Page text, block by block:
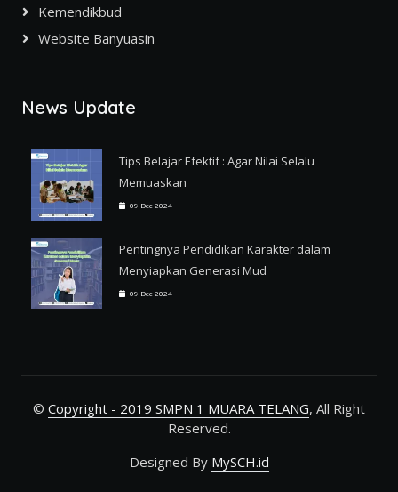
Kemendikbud
Website Banyuasin
News Update
Tips Belajar Efektif : Agar Nilai Selalu
Memuaskan
09 Dec 2024
Pentingnya Pendidikan Karakter dalam
Menyiapkan Generasi Mud
09 Dec 2024
© Copyright - 2019 SMPN 1 MUARA TELANG, All Right
Reserved.
Designed By MySCH.id